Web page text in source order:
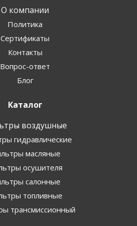
О компании
Политика
Сертификаты
Контакты
Вопрос-ответ
Блог
Каталог
воздушные
гидравлические
масляные
осушителя
салонные
топливные
трансмиссионный